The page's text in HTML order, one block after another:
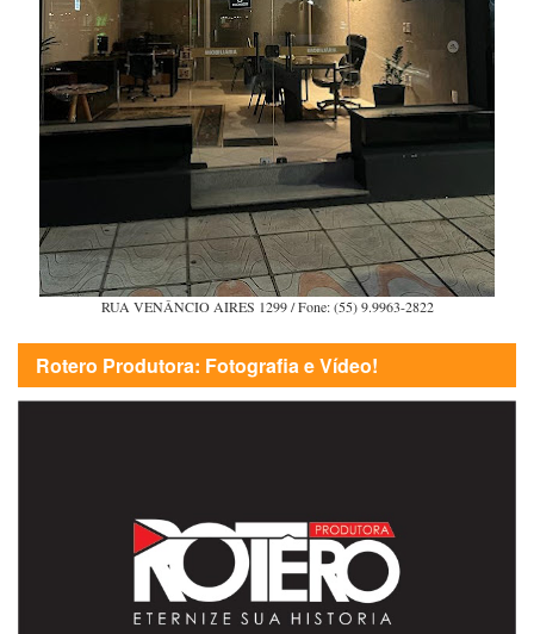
RUA VENÂNCIO AIRES 1299 / Fone: (55) 9.9963-2822
Rotero Produtora: Fotografia e Vídeo!